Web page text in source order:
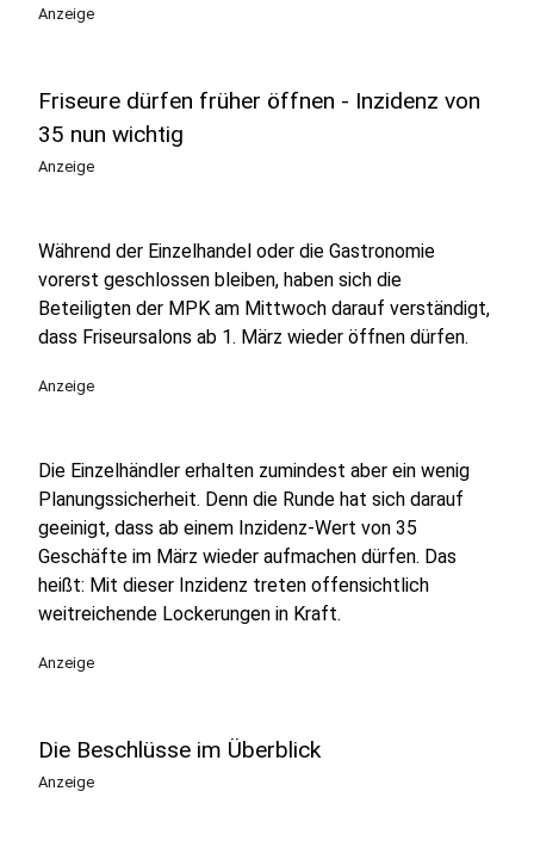
Anzeige
Friseure dürfen früher öffnen - Inzidenz von
35 nun wichtig
Anzeige
Während der Einzelhandel oder die Gastronomie
vorerst geschlossen bleiben, haben sich die
Beteiligten der MPK am Mittwoch darauf verständigt,
dass Friseursalons ab 1. März wieder öffnen dürfen.
Anzeige
Die Einzelhändler erhalten zumindest aber ein wenig
Planungssicherheit. Denn die Runde hat sich darauf
geeinigt, dass ab einem Inzidenz-Wert von 35
Geschäfte im März wieder aufmachen dürfen. Das
heißt: Mit dieser Inzidenz treten offensichtlich
weitreichende Lockerungen in Kraft.
Anzeige
Die Beschlüsse im Überblick
Anzeige